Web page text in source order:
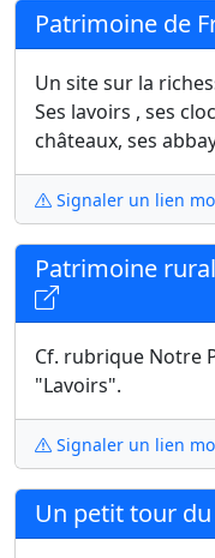
Patrimoine de
Un site sur la
Ses lavoirs , ses
châteaux, ses
Signaler un lien
Patrimoine rural
Cf. rubrique Notre
"Lavoirs".
Signaler un lien
Un petit tour